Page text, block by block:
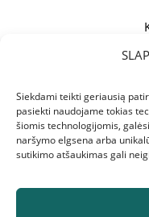
Siekdami teikti geriausią
pasiekti naudojame tokias
šiomis technologijomis,
naršymo elgsena arba
sutikimo atšaukimas gali
Pir